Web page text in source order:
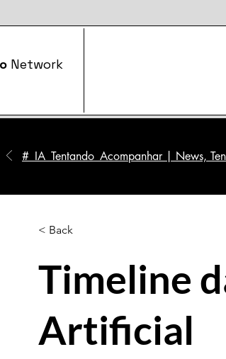
Network
#_IA_Tentando_Acompanhar | News,
< Back
Timeline
Artificial